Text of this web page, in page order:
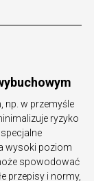
np. w przemyśle
ryzyko
wysoki poziom
spowodować
przepisy i normy,